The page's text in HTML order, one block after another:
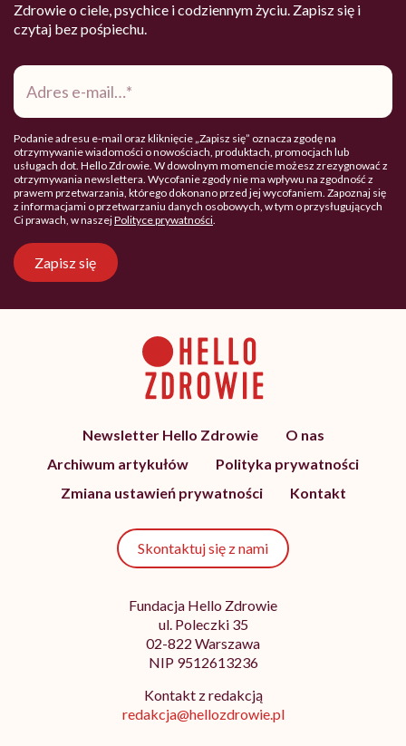
Zdrowie o ciele, psychice i codziennym życiu. Zapisz się i
czytaj bez pośpiechu.
Adres
mail*
Podanie adresu e-mail oraz kliknięcie „Zapisz się” oznacza zgodę na
otrzymywanie wiadomości o nowościach, produktach, promocjach lub
usługach dot. Hello Zdrowie. W dowolnym momencie możesz zrezygnować z
otrzymywania newslettera. Wycofanie zgody nie ma wpływu na zgodność z
prawem przetwarzania, którego dokonano przed jej wycofaniem. Zapoznaj się
z informacjami o przetwarzaniu danych osobowych, w tym o przysługujących
Ci prawach, w naszejPolityce prywatności.
Zapisz się
Newsletter Hello Zdrowie
O nas
Archiwum artykułów
Polityka prywatności
Zmiana ustawień prywatności
Kontakt
Skontaktuj się z nami
Fundacja Hello Zdrowie
ul. Poleczki 35
02-822 Warszawa
NIP 9512613236
Kontakt z redakcją
redakcja@hellozdrowie.pl